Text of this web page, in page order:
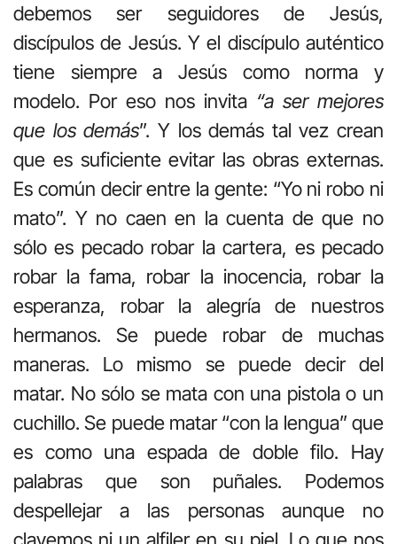
debemos ser seguidores de Jesús,
discípulos de Jesús. Y el discípulo auténtico
tiene siempre a Jesús como norma y
modelo. Por eso nos invita “a ser mejores
que los demás”. Y los demás tal vez crean
que es suficiente evitar las obras externas.
Es común decir entre la gente: “Yo ni robo ni
mato”. Y no caen en la cuenta de que no
sólo es pecado robar la cartera, es pecado
robar la fama, robar la inocencia, robar la
esperanza, robar la alegría de nuestros
hermanos. Se puede robar de muchas
maneras. Lo mismo se puede decir del
matar. No sólo se mata con una pistola o un
cuchillo. Se puede matar “con la lengua” que
es como una espada de doble filo. Hay
palabras que son puñales. Podemos
despellejar a las personas aunque no
clavemos ni un alfiler en su piel. Lo que nos